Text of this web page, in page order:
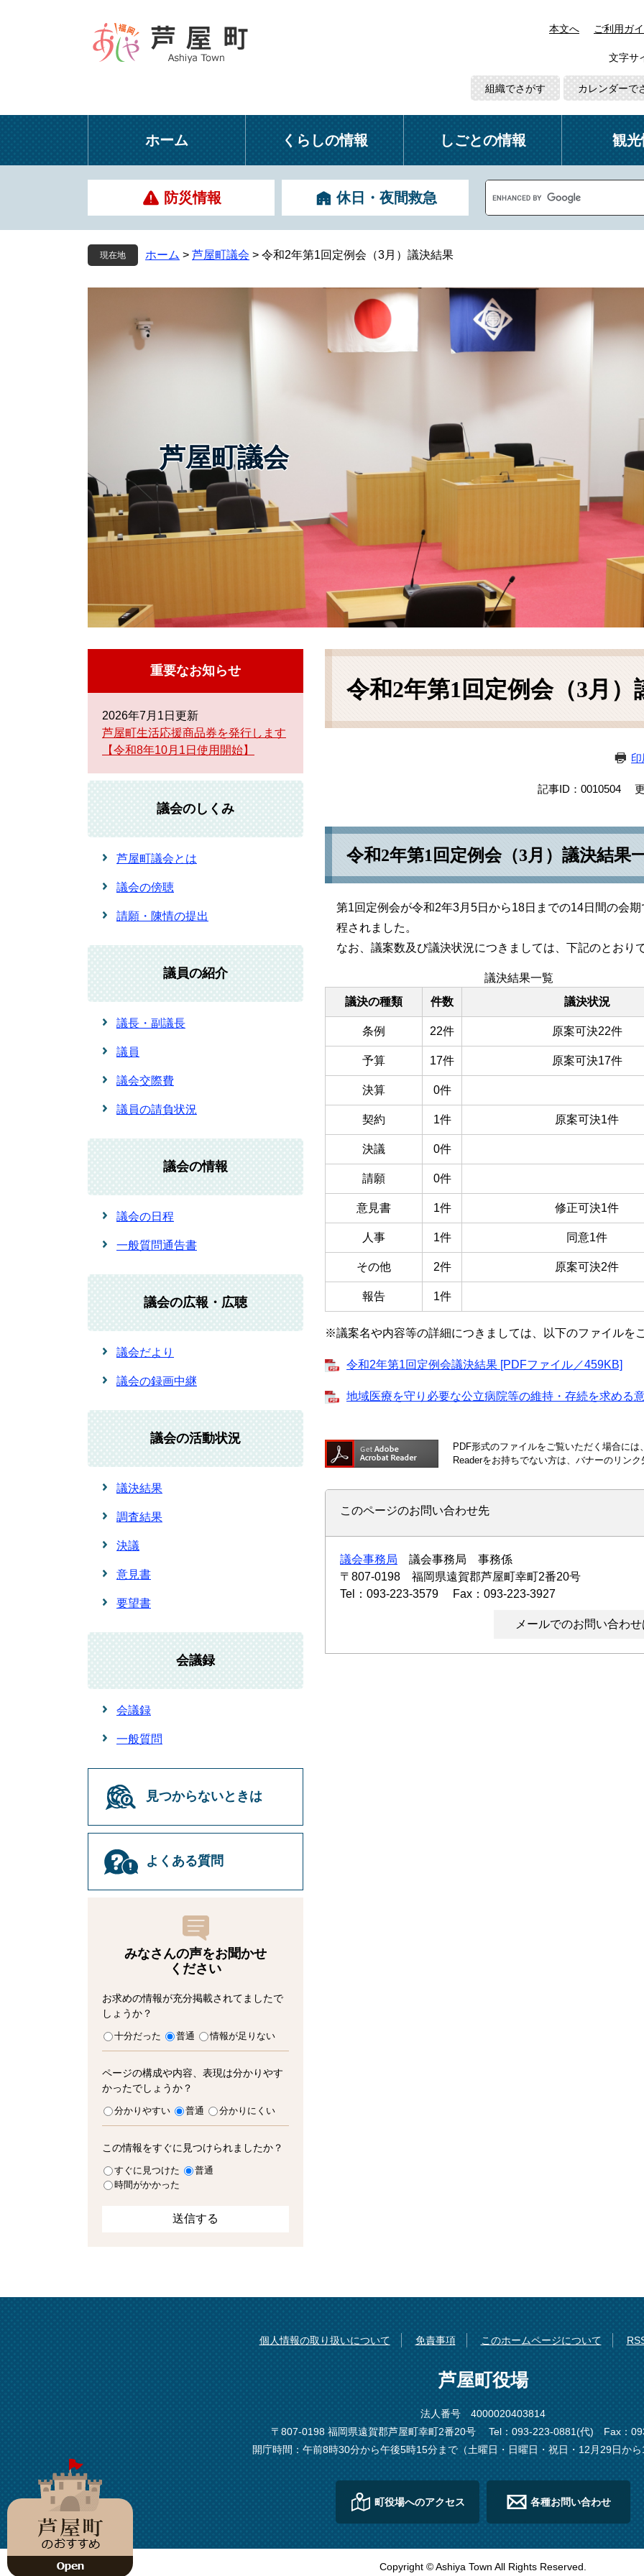
本
本文へ ご利用ガ
文字サ
組織でさがす カレンダーで
ホーム くらしの情報 しごとの情報 観
防災情報 休日・夜間救急
o
g
タ
ム
検
索
現在地 ホーム > 芦屋町議会 > 令和2年第1回定例会（3月）議決結果
芦屋町議会
本
令和2年第1回定例会（3月）
記事ID：0010504
令和2年第1回定例会（3月）議決結果
第1回定例会が令和2年3月5日から18日までの14日間の会
程されました。
なお、議案数及び議決状況につきましては、下記のとおり
議決結果一覧
議決の種類
件数 議決状況
条例 22件 原案可決22件
予算 17件 原案可決17件
決算 0件
契約 1件 原案可決1件
決議 0件
請願 0件
意見書 1件 修正可決1件
人事 1件 同意1件
その他 2件 原案可決2件
報告 1件
※議案名や内容等の詳細につきましては、以下のファイルを
令和2年第1回定例会議決結果 [PDFファイル／459KB]
地域医療を守り必要な公立病院等の維持・存続を求める
PDF形式のファイルをご覧いただく場合に
Readerをお持ちでない方は、バナーのリン
このページのお問い合わせ先
議会事務局
議会事務局 事務係
〒807-0198
福岡県遠賀郡芦屋町幸町2番20号
Tel：093-223-3579
Fax：093-223-3927
メールでのお問い合わ
重要なお知らせ
2026年7月1日更新
芦屋町生活応援商品券を発行します
【令和8年10月1日使用開始】
議会のしくみ
芦屋町議会とは
議会の傍聴
請願・陳情の提出
議員の紹介
議長・副議長
議員
議会交際費
議員の請負状況
議会の情報
議会の日程
一般質問通告書
議会の広報・広聴
議会だより
議会の録画中継
議会の活動状況
議決結果
調査結果
決議
意見書
要望書
会議録
会議録
一般質問
見つからないときは
よくある質問
みなさんの声をお聞かせ
ください
お求めの情報が充分掲載されてましたで
しょうか？
十分だった 普通 情報が足りない
ページの構成や内容、表現は分かりやす
かったでしょうか？
分かりやすい 普通 分かりにくい
この情報をすぐに見つけられましたか？
すぐに見つけた
普通
時間がかかった
個人情報の取り扱いについて 免責事項 このホームページについて
芦屋町役場
法人番号 4000020403814
〒807-0198 福岡県遠賀郡芦屋町幸町2番20号
Tel：093-223-0881(代)
Fax：
開庁時間：午前8時30分から午後5時15分まで（土曜日・日曜日・祝日・12月29日か
町役場へのアクセス 各種お問い合わせ
Copyright © Ashiya Town All Rights Reserved.